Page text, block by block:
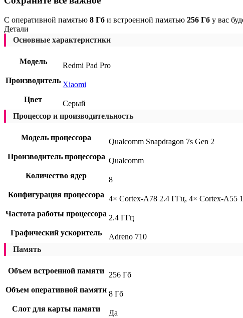
С оперативной памятью 8 Гб и встроенной памятью 256 Гб у вас
Детали
Основные характеристики
Модель
Redmi Pad Pro
Производитель Xiaomi
Цвет
Серый
Процессор и производительность
Модель процессора
Qualcomm Snapdragon 7s Gen 2
Производитель процессора Qualcomm
Количество ядер
8
Конфигурация процессора 4× Cortex-A78 2.4 ГГц, 4× Cortex-A55
Частота работы процессора 2.4 ГГц
Графический ускоритель
Adreno 710
Память
Объем встроенной памяти 256 Гб
Объем оперативной памяти 8 Гб
Слот для карты памяти
Да